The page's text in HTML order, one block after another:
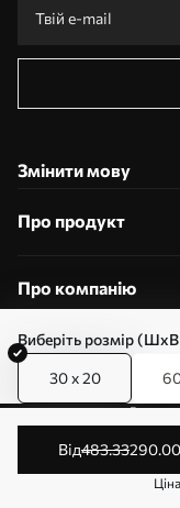
Виберіть розмір
30 x 20
від483.33290.00
Змінити мову
Про продукт
Про компанію
© 2011-2026 Art-